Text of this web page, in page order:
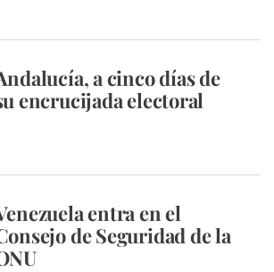
a cinco días de
encrucijada electoral
entra en el
de Seguridad de la